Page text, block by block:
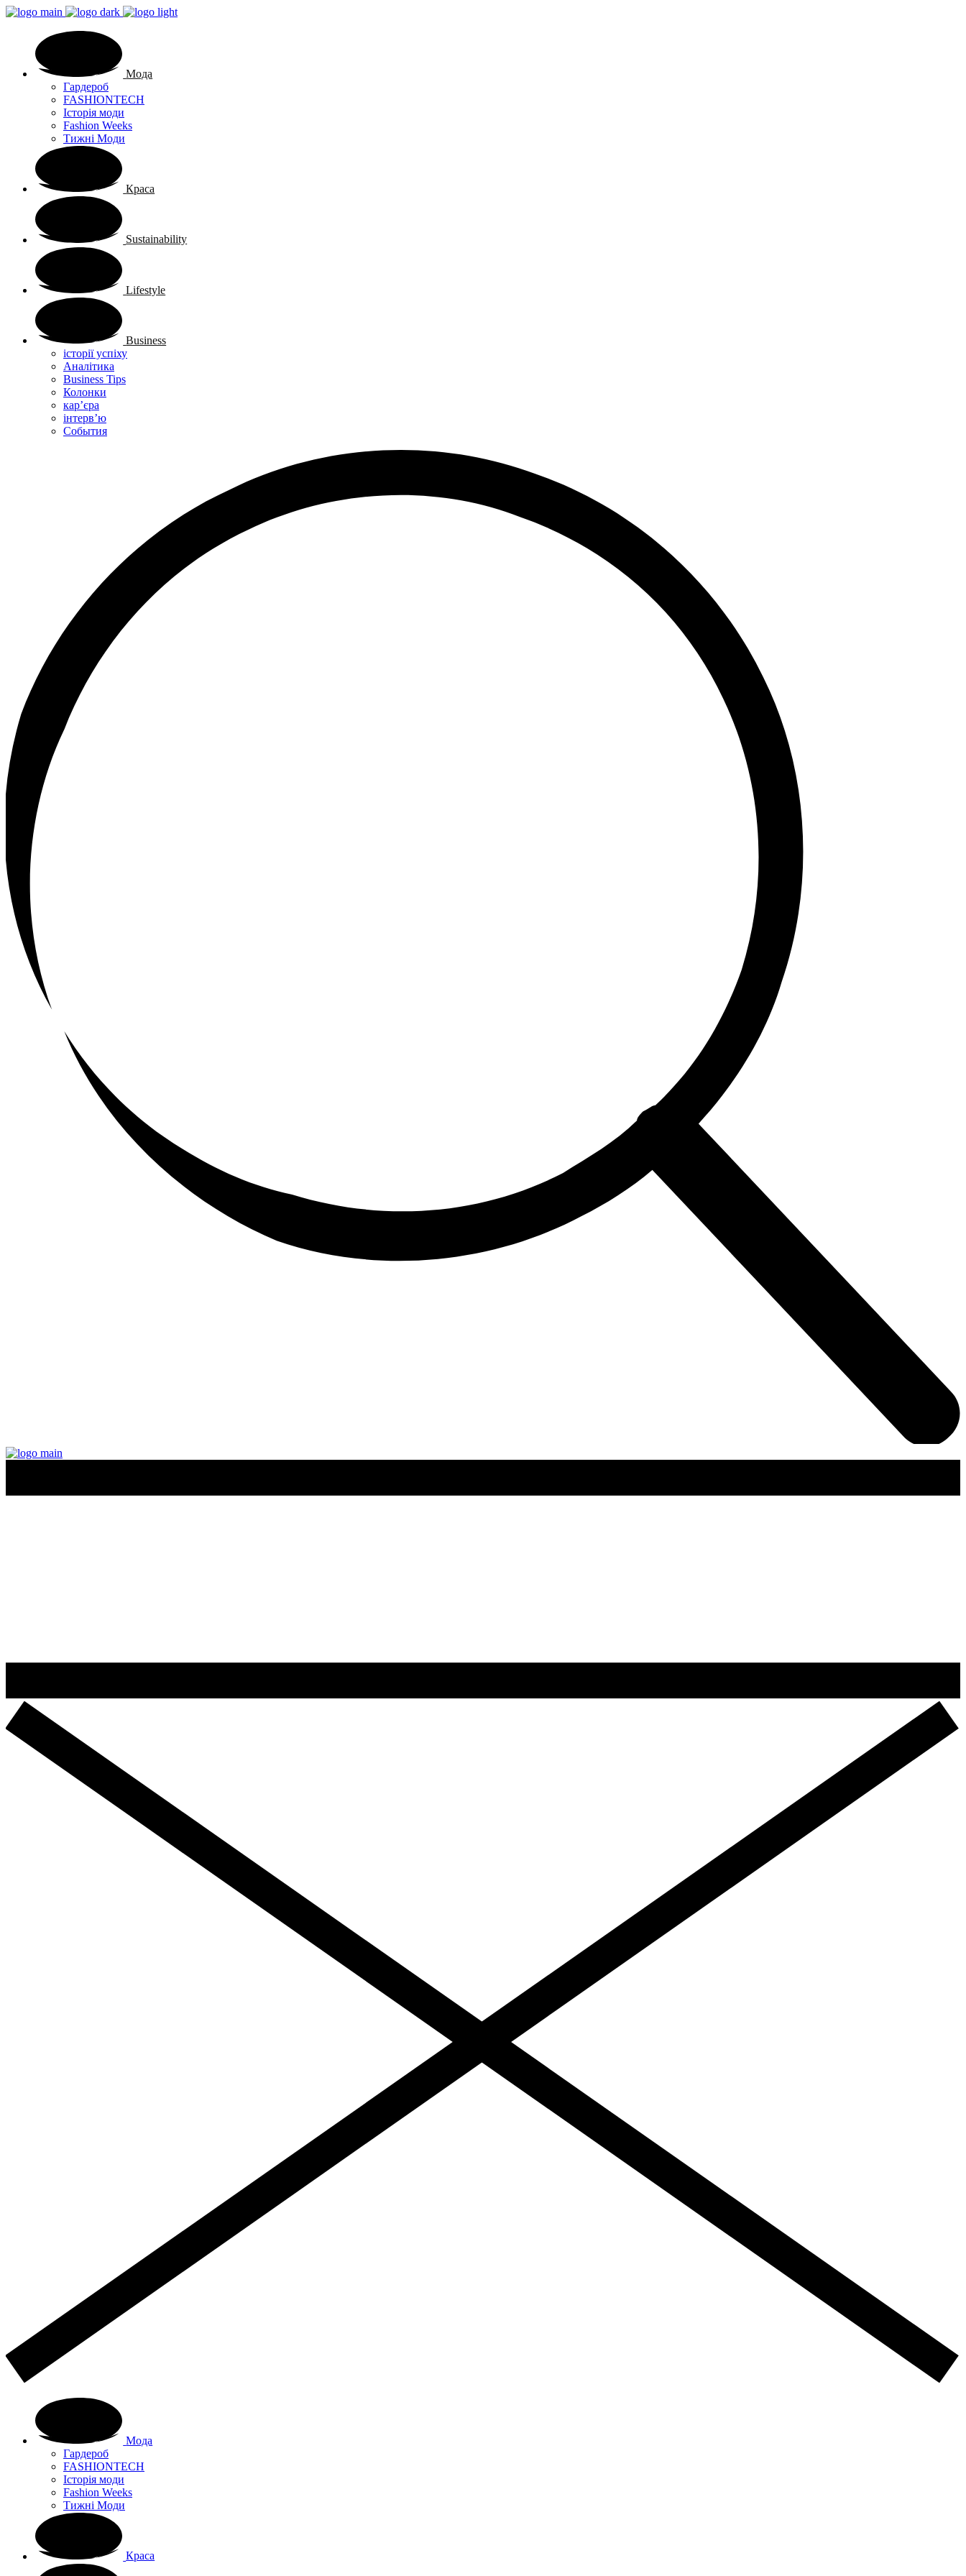
Мода
Гардероб
FASHIONTECH
Історія моди
Fashion Weeks
Тижні Моди
Краса
Sustainability
Lifestyle
Business
історії успіху
Аналітика
Business Tips
Колонки
кар’єра
інтерв’ю
Cобытия
Мода
Гардероб
FASHIONTECH
Історія моди
Fashion Weeks
Тижні Моди
Краса